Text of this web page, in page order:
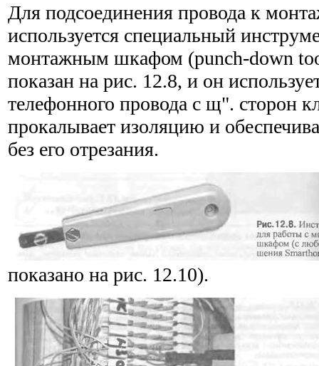
Для подсоединения провода к
используется специальный
монтажным шкафом (punch-down
показан на рис. 12.8, и он
телефонного провода с щ". сторон
прокалывает изоляцию и
без его отрезания.
показано на рис. 12.10).